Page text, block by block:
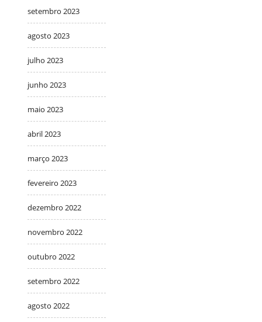
setembro 2023
agosto 2023
julho 2023
junho 2023
maio 2023
abril 2023
março 2023
fevereiro 2023
dezembro 2022
novembro 2022
outubro 2022
setembro 2022
agosto 2022